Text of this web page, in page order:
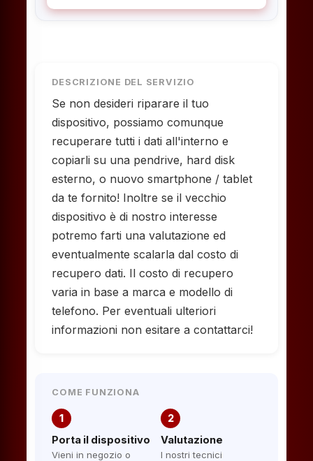
DESCRIZIONE DEL SERVIZIO
Se non desideri riparare il tuo
dispositivo, possiamo comunque
recuperare tutti i dati all'interno e
copiarli su una pendrive, hard disk
esterno, o nuovo smartphone / tablet
da te fornito! Inoltre se il vecchio
dispositivo è di nostro interesse
potremo farti una valutazione ed
eventualmente scalarla dal costo di
recupero dati. Il costo di recupero
varia in base a marca e modello di
telefono. Per eventuali ulteriori
informazioni non esitare a contattarci!
COME FUNZIONA
1
Porta il dispositivo
Vieni in negozio o
2
Valutazione
I nostri tecnici